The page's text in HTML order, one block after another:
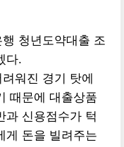
청년도약대출 조
다.
워진 경기 탓에
때문에 대출상품
과 신용점수가 턱
게 돈을 빌려주는